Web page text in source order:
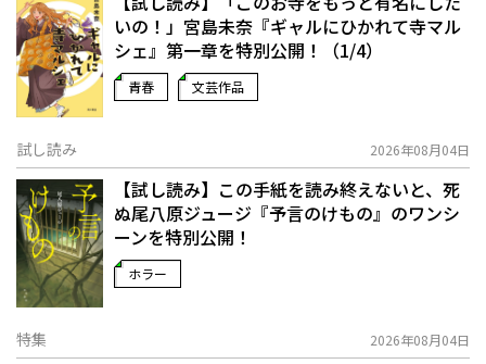
いの！」宮島未奈『ギャルにひかれて寺マル
シェ』第一章を特別公開！（1/4）
青春 文芸作品
試し読み 2026年08月04日
【試し読み】この手紙を読み終えないと、死
ぬ――尾八原ジュージ『予言のけもの』のワンシ
ーンを特別公開！
ホラー
特集 2026年08月04日